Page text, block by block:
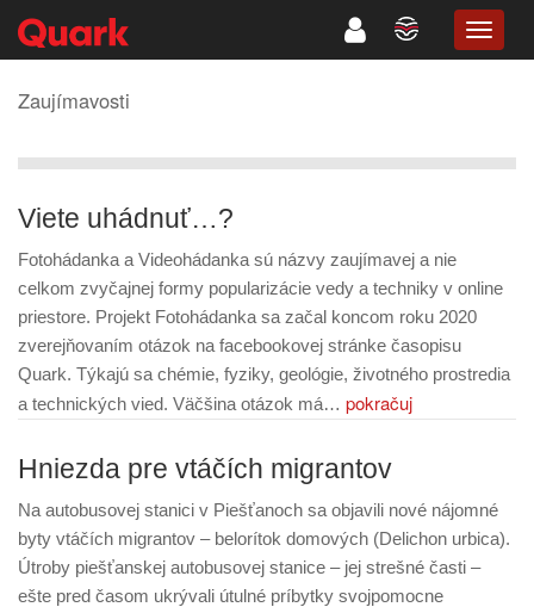
Zaujímavosti
Viete uhádnuť…?
Fotohádanka a Videohádanka sú názvy zaujímavej a nie
celkom zvyčajnej formy popularizácie vedy a techniky v online
priestore. Projekt Fotohádanka sa začal koncom roku 2020
zverejňovaním otázok na facebookovej stránke časopisu
Quark. Týkajú sa chémie, fyziky, geológie, životného prostredia
a technických vied. Väčšina otázok má… pokračuj
Hniezda pre vtáčích migrantov
Na autobusovej stanici v Piešťanoch sa objavili nové nájomné
byty vtáčích migrantov – belorítok domových (Delichon urbica).
Útroby piešťanskej autobusovej stanice – jej strešné časti –
ešte pred časom ukrývali útulné príbytky svojpomocne